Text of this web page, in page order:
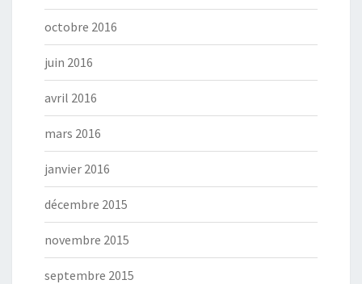
octobre 2016
juin 2016
avril 2016
mars 2016
janvier 2016
décembre 2015
novembre 2015
septembre 2015